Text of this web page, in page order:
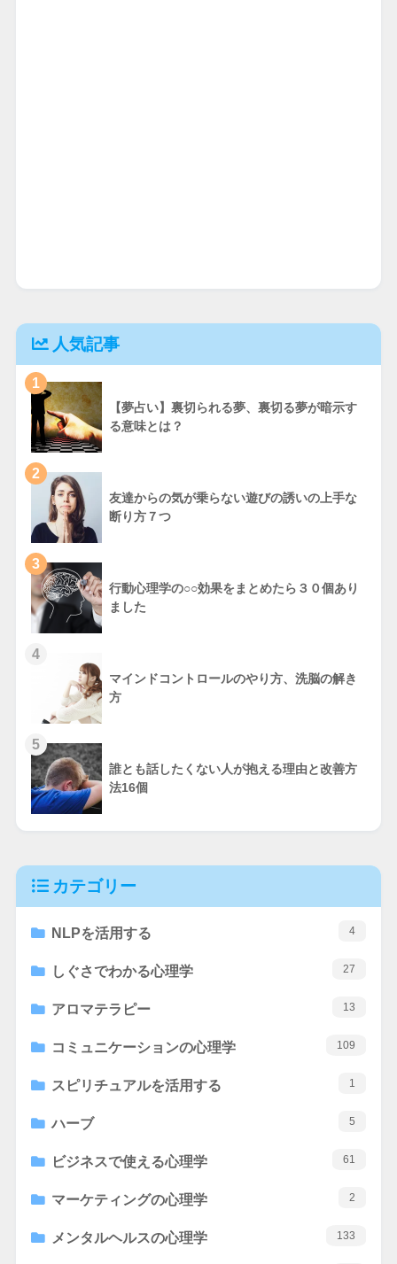
人気記事
1
【夢占い】裏切られる夢、裏切る夢が暗示す
る意味とは？
2
友達からの気が乗らない遊びの誘いの上手な
断り方７つ
3
行動心理学の○○効果をまとめたら３０個あり
ました
4
マインドコントロールのやり方、洗脳の解き
方
5
誰とも話したくない人が抱える理由と改善方
法16個
カテゴリー
NLPを活用する 4
しぐさでわかる心理学 27
アロマテラピー 13
コミュニケーションの心理学 109
スピリチュアルを活用する 1
ハーブ 5
ビジネスで使える心理学 61
マーケティングの心理学 2
メンタルヘルスの心理学 133